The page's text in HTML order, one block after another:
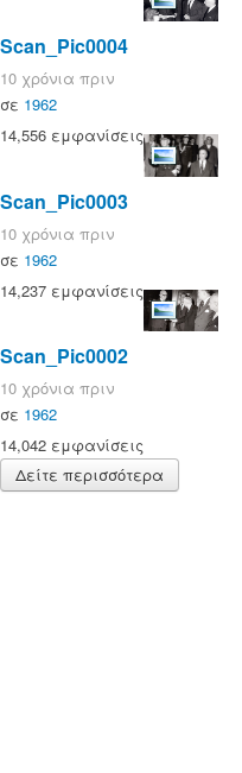
Scan_Pic0004
10 χρόνια πριν
σε 1962
14,556 εμφανίσεις
Scan_Pic0003
10 χρόνια πριν
σε 1962
14,237 εμφανίσεις
Scan_Pic0002
10 χρόνια πριν
σε 1962
14,042 εμφανίσεις
Δείτε περισσότερα